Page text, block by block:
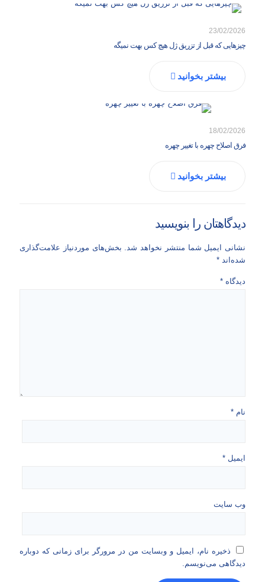
23/02/2026
چیزهایی که قبل از تزریق ژل هیچ کس بهت نمیگه
بیشتر بخوانید
18/02/2026
فرق اصلاح چهره با تغییر چهره
بیشتر بخوانید
دیدگاهتان را بنویسید
نشانی ایمیل شما منتشر نخواهد شد. بخش‌های موردنیاز علامت‌گذاری
شده‌اند *
دیدگاه *
نام *
ایمیل *
وب‌ سایت
ذخیره نام، ایمیل و وبسایت من در مرورگر برای زمانی که دوباره
دیدگاهی می‌نویسم.